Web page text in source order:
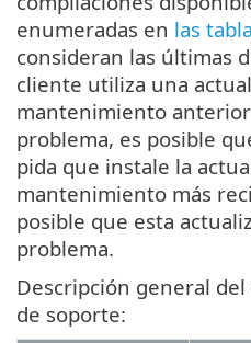
enumeradas en las
consideran las últimas
cliente utiliza una
mantenimiento
problema, es posible
pida que instale la
mantenimiento más
posible que esta
problema.
Descripción general
de soporte: